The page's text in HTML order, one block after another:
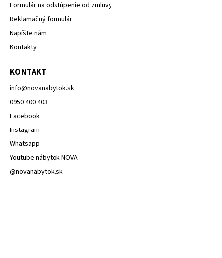
Formulár na odstúpenie od zmluvy
Reklamačný formulár
Napíšte nám
Kontakty
KONTAKT
info@novanabytok.sk
0950 400 403
Facebook
Instagram
Whatsapp
Youtube nábytok NOVA
@novanabytok.sk